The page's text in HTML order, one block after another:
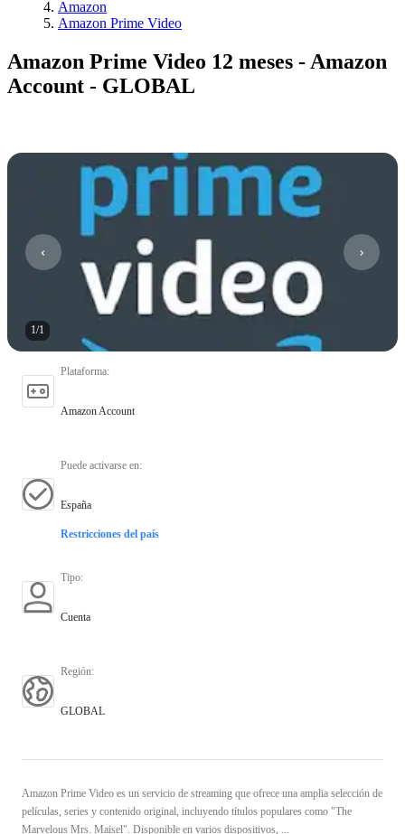
Amazon
Amazon Prime Video
Amazon Prime Video 12 meses - Amazon
Account - GLOBAL
1/1
Plataforma:
Amazon Account
Puede activarse en:
España
Restricciones del país
Tipo:
Cuenta
Región:
GLOBAL
Amazon Prime Video es un servicio de streaming que ofrece una amplia selección de
películas, series y contenido original, incluyendo títulos populares como "The
Marvelous Mrs. Maisel". Disponible en varios dispositivos, ...